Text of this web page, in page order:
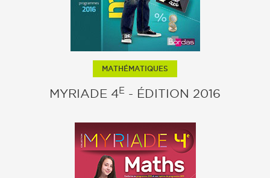
MATHÉMATIQUES
MYRIADE 4E - ÉDITION 2016